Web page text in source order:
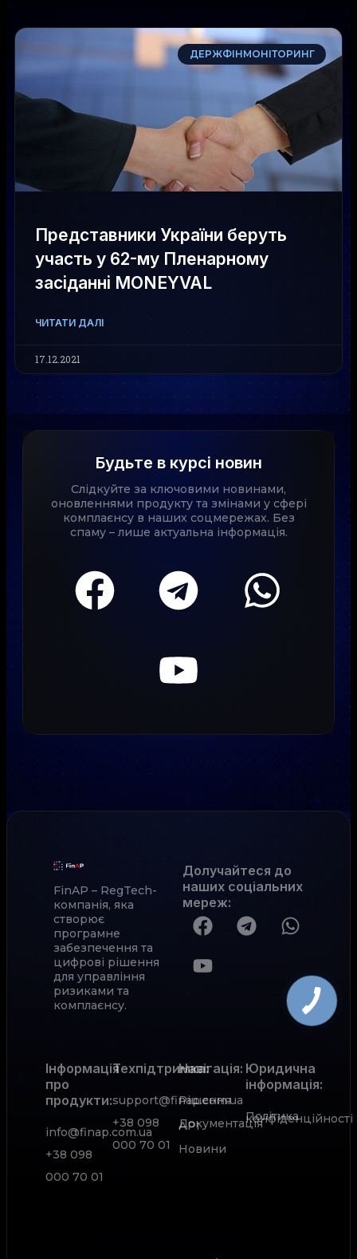
ДЕРЖФІНМОНІТОРИНГ
Представники України беруть
участь у 62-му Пленарному
засіданні MONEYVAL
ЧИТАТИ ДАЛІ
17.12.2021
Будьте в курсі новин
Слідкуйте за ключовими новинами,
оновленнями продукту та змінами у сфері
комплаєнсу в наших соцмережах. Без
спаму – лише актуальна інформація.
FinAP – RegTech-
компанія, яка
створює
програмне
забезпечення та
цифрові рішення
для управління
ризиками та
комплаєнсу.
Долучайтеся до
наших соціальних
мереж:
Інформація
про
продукти:
info@finap.com.ua
+38 098
000 70 01
Техпідтримка:
support@finap.com.ua
+38 098
000 70 01
Рішення
Документація
АРІ
Новини
Навігація: Юридична
інформація:
Політика
конфіденційності